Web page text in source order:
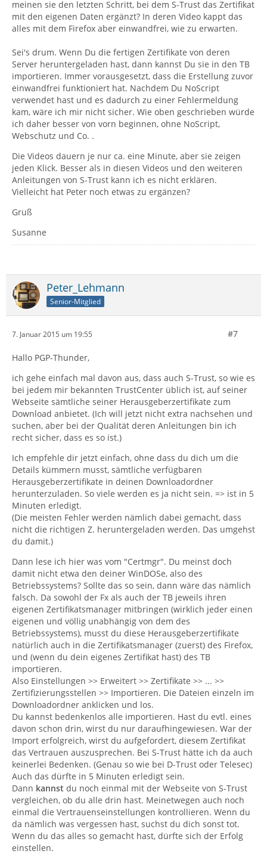
meinen sie den letzten Schritt, bei dem S-Trust das Zertifikat
mit den eigenen Daten ergänzt? In deren Video kappt das
alles mit dem Firefox aber einwandfrei, wie zu erwarten.
Sei's drum. Wenn Du die fertigen Zertifikate von deren
Server heruntergeladen hast, dann kannst Du sie in den TB
importieren. Immer vorausgesetzt, dass die Erstellung zuvor
einwandfrei funktioniert hat. Nachdem Du NoScript
verwendet hast und es dadurch zu einer Fehlermeldung
kam, wäre ich mir nicht sicher. Wie oben geschrieben würde
ich daher besser von vorn beginnen, ohne NoScript,
Webschutz und Co. .
Die Videos dauern je nur ca. eine Minute, aber sie zeigen
jeden Klick. Besser als in diesen Videos und den weiteren
Anleitungen von S-Trust kann ich es nicht erklären.
Vielleicht hat Peter noch etwas zu ergänzen?
Gruß
Susanne
Peter_Lehmann
Senior-Mitglied
7. Januar 2015 um 19:55 #7
Hallo PGP-Thunder,
ich gehe einfach mal davon aus, dass auch S-Trust, so wie es
bei jedem mir bekannten TrustCenter üblich ist, auf seiner
Webseite sämtliche seiner Herausgeberzertifikate zum
Download anbietet. (Ich will jetzt nicht extra nachsehen und
suchen, aber bei der Qualität deren Anleitungen bin ich
recht sicher, dass es so ist.)
Ich empfehle dir jetzt einfach, ohne dass du dich um die
Details kümmern musst, sämtliche verfügbaren
Herausgeberzertifikate in deinen Downloadordner
herunterzuladen. So viele werden es ja nicht sein. => ist in 5
Minuten erledigt.
(Die meisten Fehler werden nämlich dabei gemacht, dass
nicht die richtigen Z. heruntergeladen werden. Das umgehst
du damit.)
Dann lese ich hier was vom "Certmgr". Du meinst doch
damit nicht etwa den deiner WinDOSe, also des
Betriebssystems? Sollte das so sein, dann wäre das nämlich
falsch. Da sowohl der Fx als auch der TB jeweils ihren
eigenen Zertifikatsmanager mitbringen (wirklich jeder einen
eigenen und völlig unabhängig von dem des
Betriebssystems), musst du diese Herausgeberzertifikate
natürlich auch in die Zertifikatsmanager (zuerst) des Firefox,
und (wenn du dein eigenes Zertifikat hast) des TB
importieren.
Also Einstellungen >> Erweitert >> Zertifikate >> ... >>
Zertifizierungsstellen >> Importieren. Die Dateien einzeln im
Downloadordner anklicken und los.
Du kannst bedenkenlos alle importieren. Hast du evtl. eines
davon schon drin, wirst du nur daraufhingewiesen. War der
Import erfolgreich, wirst du aufgefordert, diesem Zertifikat
das Vertrauen auszusprechen. Bei S-Trust hätte ich da auch
keinerlei Bedenken. (Genau so wie bei D-Trust oder Telesec)
Auch das dürfte in 5 Minuten erledigt sein.
Dann kannst du noch einmal mit der Webseite von S-Trust
vergleichen, ob du alle drin hast. Meinetwegen auch noch
einmal die Vertrauenseinstellungen kontrollieren. Wenn du
da nämlich was vergessen hast, suchst du dich sonst tot.
Wenn du das alles so gemacht hast, dürfte sich der Erfolg
einstellen.